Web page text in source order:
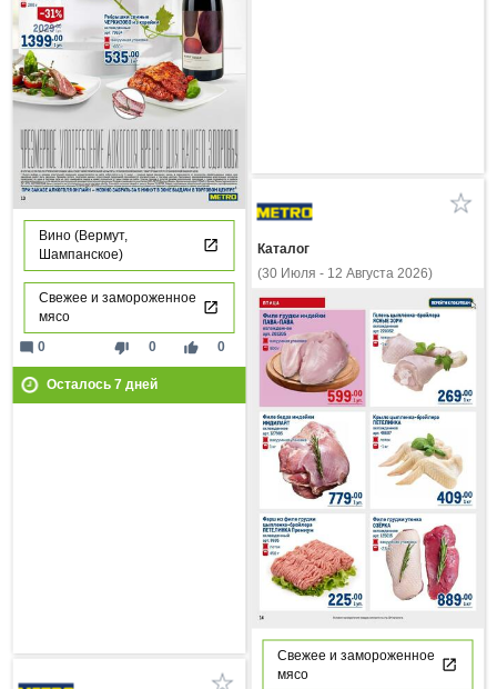
Вино (Вермут,
Шампанское)
Свежее и замороженное
мясо
thumb_down 0 thumb_up 0
mode_comment 0
Осталось 7дней
Каталог
(30 Июля - 12 Августа 2026)
Свежее и замороженное
мясо